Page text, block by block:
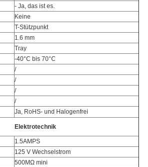
- Ja, das ist es.
Keine
T-Stützpunkt
1.6 mm
Tray
-40°C bis 70°C
/
/
/
/
Ja, RoHS- und Halogenfrei
Elektrotechnik
1.5AMPS
125 V Wechselstrom
500MΩ mini